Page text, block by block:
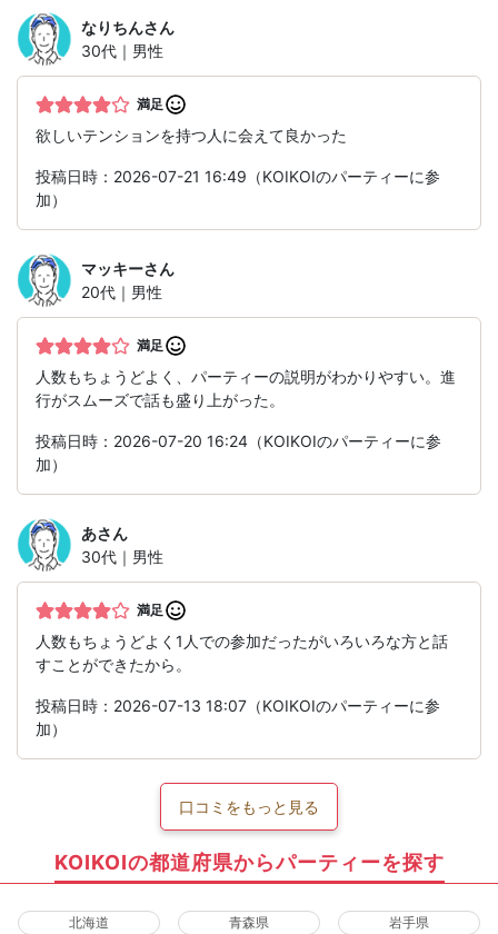
なりちんさん
30代｜男性
満足
欲しいテンションを持つ人に会えて良かった
投稿日時：2026-07-21 16:49（KOIKOIのパーティーに参
加）
マッキーさん
20代｜男性
満足
人数もちょうどよく、パーティーの説明がわかりやすい。進
行がスムーズで話も盛り上がった。
投稿日時：2026-07-20 16:24（KOIKOIのパーティーに参
加）
あさん
30代｜男性
満足
人数もちょうどよく1人での参加だったがいろいろな方と話
すことができたから。
投稿日時：2026-07-13 18:07（KOIKOIのパーティーに参
加）
口コミをもっと見る
KOIKOIの都道府県からパーティーを探す
北海道 青森県 岩手県